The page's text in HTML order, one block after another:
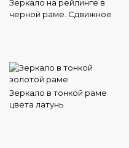
Зеркало на рейлинге в
черной раме. Сдвижное
Зеркало в тонкой раме
цвета латунь